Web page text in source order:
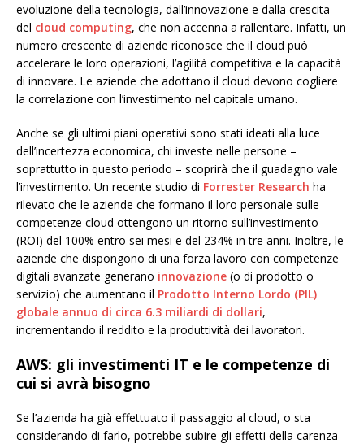
evoluzione della tecnologia, dall’innovazione e dalla crescita
del cloud computing, che non accenna a rallentare. Infatti, un
numero crescente di aziende riconosce che il cloud può
accelerare le loro operazioni, l’agilità competitiva e la capacità
di innovare. Le aziende che adottano il cloud devono cogliere
la correlazione con l’investimento nel capitale umano.
Anche se gli ultimi piani operativi sono stati ideati alla luce
dell’incertezza economica, chi investe nelle persone –
soprattutto in questo periodo – scoprirà che il guadagno vale
l’investimento. Un recente studio di Forrester Research ha
rilevato che le aziende che formano il loro personale sulle
competenze cloud ottengono un ritorno sull’investimento
(ROI) del 100% entro sei mesi e del 234% in tre anni. Inoltre, le
aziende che dispongono di una forza lavoro con competenze
digitali avanzate generano innovazione (o di prodotto o
servizio) che aumentano il Prodotto Interno Lordo (PIL)
globale annuo di circa 6.3 miliardi di dollari,
incrementando il reddito e la produttività dei lavoratori.
AWS: gli investimenti IT e le competenze di
cui si avrà bisogno
Se l’azienda ha già effettuato il passaggio al cloud, o sta
considerando di farlo, potrebbe subire gli effetti della carenza